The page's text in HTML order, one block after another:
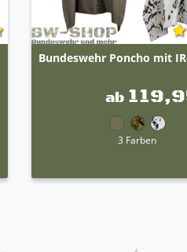
Bundeswehr Poncho mit
ab
3 Farben